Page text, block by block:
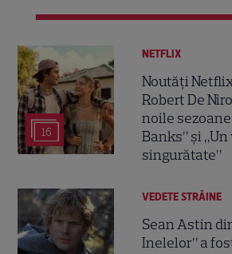
16
NETFLIX
Noutăți
Robert De
noile
Banks” și „Un
singurătate”
VEDETE STRĂINE
Sean Astin
Inelelor” a